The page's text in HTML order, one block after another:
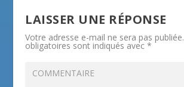
LAISSER UNE RÉPONSE
Votre adresse e-mail ne sera pas publiée.
obligatoires sont indiqués avec*